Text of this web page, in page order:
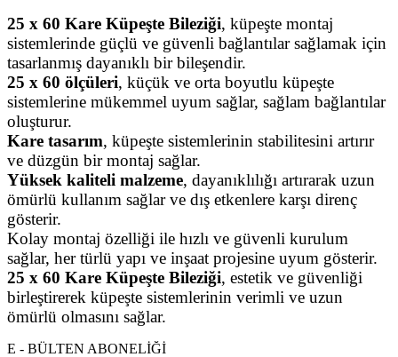
25 x 60 Kare Küpeşte Bileziği, küpeşte montaj
sistemlerinde güçlü ve güvenli bağlantılar sağlamak için
tasarlanmış dayanıklı bir bileşendir.
25 x 60 ölçüleri, küçük ve orta boyutlu küpeşte
sistemlerine mükemmel uyum sağlar, sağlam bağlantılar
oluşturur.
Kare tasarım, küpeşte sistemlerinin stabilitesini artırır
ve düzgün bir montaj sağlar.
Yüksek kaliteli malzeme, dayanıklılığı artırarak uzun
ömürlü kullanım sağlar ve dış etkenlere karşı direnç
gösterir.
Kolay montaj özelliği ile hızlı ve güvenli kurulum
sağlar, her türlü yapı ve inşaat projesine uyum gösterir.
25 x 60 Kare Küpeşte Bileziği, estetik ve güvenliği
birleştirerek küpeşte sistemlerinin verimli ve uzun
ömürlü olmasını sağlar.
E - BÜLTEN ABONELİĞİ